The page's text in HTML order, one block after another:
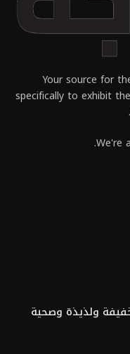
Your source for
specifically to exhibit
We're
ولذيذة وصحية